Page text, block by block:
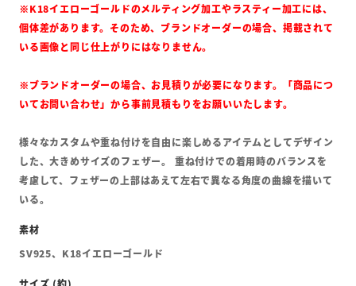
※K18イエローゴールドのメルティング加工やラスティー加工には、
個体差があります。そのため、ブランドオーダーの場合、掲載されて
いる画像と同じ仕上がりにはなりません。
※ブランドオーダーの場合、お見積りが必要になります。「商品につ
いてお問い合わせ」から事前見積もりをお願いいたします。
様々なカスタムや重ね付けを自由に楽しめるアイテムとしてデザイン
した、大きめサイズのフェザー。 重ね付けでの着用時のバランスを
考慮して、フェザーの上部はあえて左右で異なる角度の曲線を描いて
いる。
SV925、K18イエローゴールド